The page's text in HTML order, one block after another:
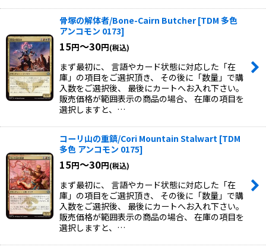
骨塚の解体者/Bone-Cairn Butcher [TDM 多色
アンコモン 0173]
15円～30円(税込)
まず最初に、 言語やカード状態に対応した「在
庫」の項目をご選択頂き、 その後に「数量」で購
入数をご選択後、 最後にカートへお入れ下さい。
販売価格が範囲表示の商品の場合、 在庫の項目を
選択しますと、…
コーリ山の重鎮/Cori Mountain Stalwart [TDM
多色 アンコモン 0175]
15円～30円(税込)
まず最初に、 言語やカード状態に対応した「在
庫」の項目をご選択頂き、 その後に「数量」で購
入数をご選択後、 最後にカートへお入れ下さい。
販売価格が範囲表示の商品の場合、 在庫の項目を
選択しますと、…